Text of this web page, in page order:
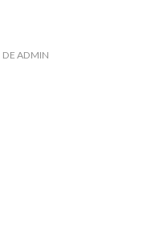
DE ADMIN